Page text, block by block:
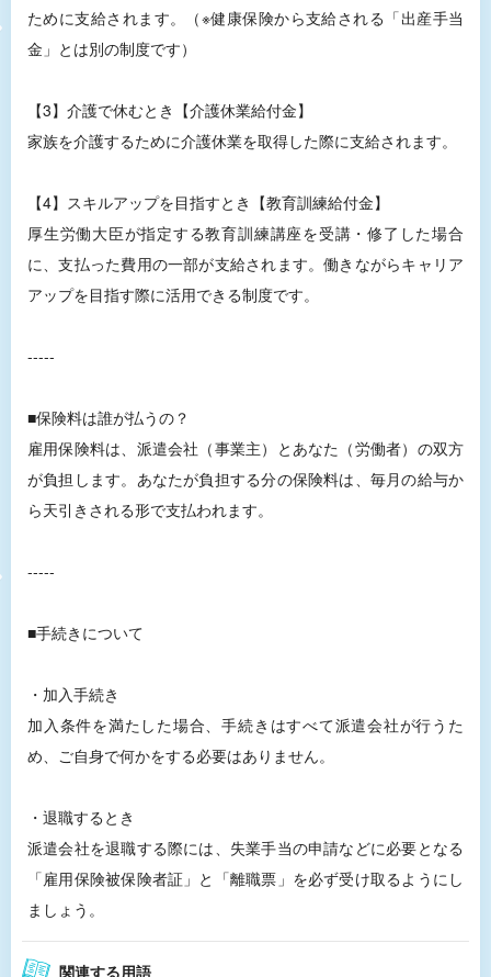
ために支給されます。（※健康保険から支給される「出産手当
金」とは別の制度です）
【3】介護で休むとき【介護休業給付金】
家族を介護するために介護休業を取得した際に支給されます。
【4】スキルアップを目指すとき【教育訓練給付金】
厚生労働大臣が指定する教育訓練講座を受講・修了した場合
に、支払った費用の一部が支給されます。働きながらキャリア
アップを目指す際に活用できる制度です。
-----
■保険料は誰が払うの？
雇用保険料は、派遣会社（事業主）とあなた（労働者）の双方
が負担します。あなたが負担する分の保険料は、毎月の給与か
ら天引きされる形で支払われます。
-----
■手続きについて
・加入手続き
加入条件を満たした場合、手続きはすべて派遣会社が行うた
め、ご自身で何かをする必要はありません。
・退職するとき
派遣会社を退職する際には、失業手当の申請などに必要となる
「雇用保険被保険者証」と「離職票」を必ず受け取るようにし
ましょう。
関連する用語